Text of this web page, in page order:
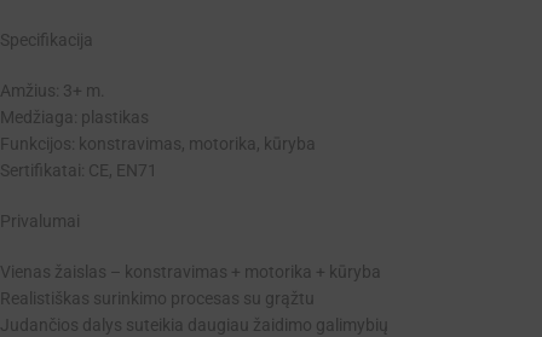
Specifikacija
Amžius: 3+ m.
Medžiaga: plastikas
Funkcijos: konstravimas, motorika, kūryba
Sertifikatai: CE, EN71
Privalumai
Vienas žaislas – konstravimas + motorika + kūryba
Realistiškas surinkimo procesas su grąžtu
Judančios dalys suteikia daugiau žaidimo galimybių